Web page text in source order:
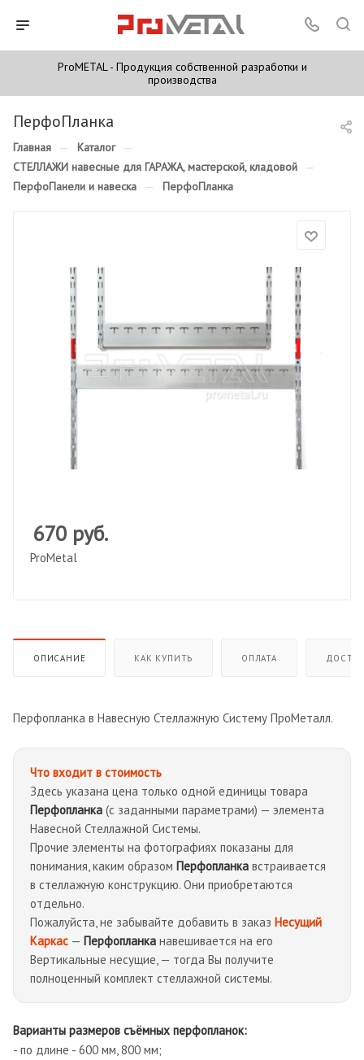
ProMETAL - Продукция собственной разработки и
производства
ПерфоПланка
Главная — Каталог —
СТЕЛЛАЖИ навесные для ГАРАЖА, мастерской, кладовой —
ПерфоПанели и навеска — ПерфоПланка
670 руб.
ProMetal
ОПИСАНИЕ КАК КУПИТЬ ОПЛАТА
Перфопланка в Навесную Стеллажную Систему ПроМеталл.
Что входит в стоимость
Здесь указана цена только одной единицы товара
Перфопланка (с заданными параметрами) — элемента
Навесной Стеллажной Системы.
Прочие элементы на фотографиях показаны для
понимания, каким образом Перфопланка встраивается
в стеллажную конструкцию. Они приобретаются
отдельно.
Пожалуйста, не забывайте добавить в заказ Несущий
Каркас — Перфопланка навешивается на его
Вертикальные несущие, — тогда Вы получите
полноценный комплект стеллажной системы.
Варианты размеров съёмных перфопланок:
- по длине - 600 мм, 800 мм;